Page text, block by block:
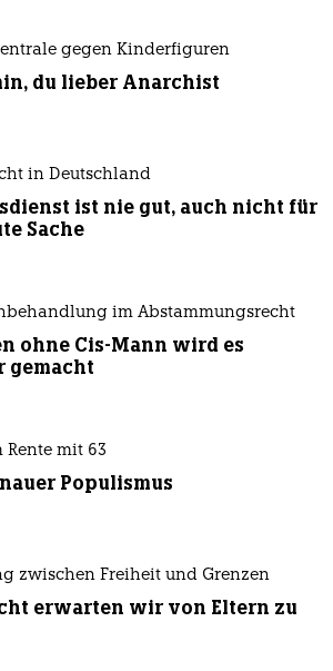
gegen Kinderfiguren
du lieber Anarchist
in Deutschland
ist nie gut, auch nicht für
Sache
im Abstammungsrecht
ohne Cis-Mann wird es
gemacht
Rente mit 63
Populismus
zwischen Freiheit und Grenzen
erwarten wir von Eltern zu